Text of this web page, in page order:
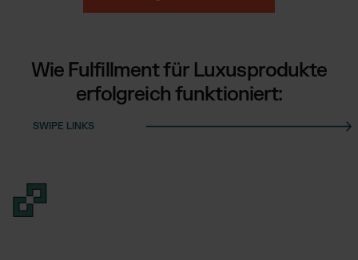
Wie Fulfillment für Luxusprodukte
erfolgreich funktioniert: